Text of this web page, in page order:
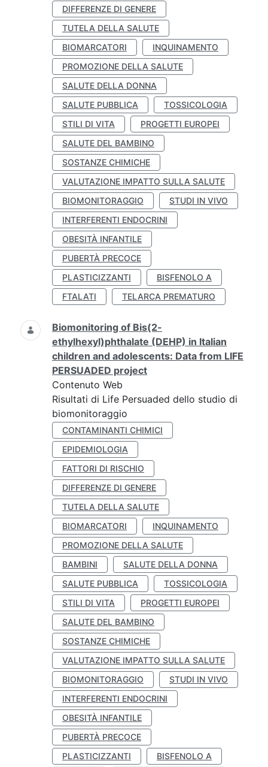
DIFFERENZE DI GENERE
TUTELA DELLA SALUTE
BIOMARCATORI
INQUINAMENTO
PROMOZIONE DELLA SALUTE
SALUTE DELLA DONNA
SALUTE PUBBLICA
TOSSICOLOGIA
STILI DI VITA
PROGETTI EUROPEI
SALUTE DEL BAMBINO
SOSTANZE CHIMICHE
VALUTAZIONE IMPATTO SULLA SALUTE
BIOMONITORAGGIO
STUDI IN VIVO
INTERFERENTI ENDOCRINI
OBESITÀ INFANTILE
PUBERTÀ PRECOCE
PLASTICIZZANTI
BISFENOLO A
FTALATI
TELARCA PREMATURO
Biomonitoring of Bis(2-
ethylhexyl)phthalate (DEHP) in Italian
children and adolescents: Data from LIFE
PERSUADED project
Contenuto Web
Risultati di Life Persuaded dello studio di
biomonitoraggio
CONTAMINANTI CHIMICI
EPIDEMIOLOGIA
FATTORI DI RISCHIO
DIFFERENZE DI GENERE
TUTELA DELLA SALUTE
BIOMARCATORI
INQUINAMENTO
PROMOZIONE DELLA SALUTE
BAMBINI
SALUTE DELLA DONNA
SALUTE PUBBLICA
TOSSICOLOGIA
STILI DI VITA
PROGETTI EUROPEI
SALUTE DEL BAMBINO
SOSTANZE CHIMICHE
VALUTAZIONE IMPATTO SULLA SALUTE
BIOMONITORAGGIO
STUDI IN VIVO
INTERFERENTI ENDOCRINI
OBESITÀ INFANTILE
PUBERTÀ PRECOCE
PLASTICIZZANTI
BISFENOLO A